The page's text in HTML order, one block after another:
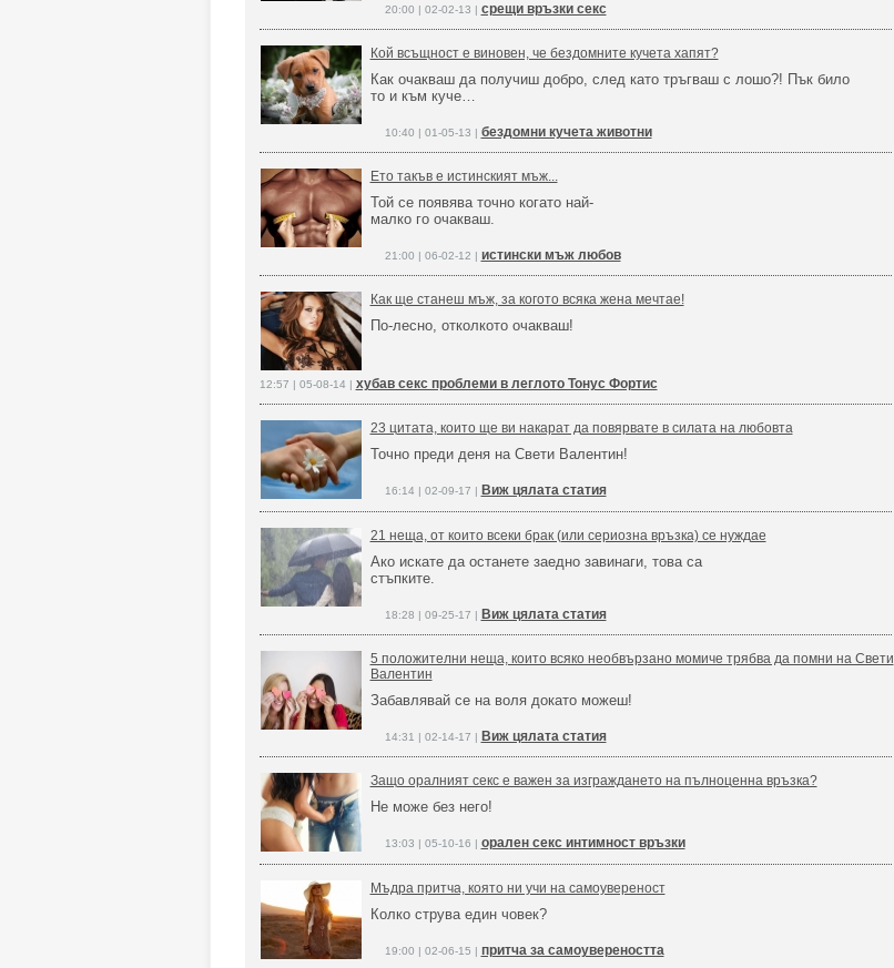
20:00 | 02-02-13 | срещи връзки секс
Кой всъщност е виновен, че бездомните кучета хапят?
Как очакваш да получиш добро, след като тръгваш с лошо?! Пък било
то и към куче…
10:40 | 01-05-13 | бездомни кучета животни
Ето такъв е истинският мъж...
Той се появява точно когато най-
малко го очакваш.
21:00 | 06-02-12 | истински мъж любов
Как ще станеш мъж, за когото всяка жена мечтае!
По-лесно, отколкото очакваш!
12:57 | 05-08-14 | хубав секс проблеми в леглото Тонус Фортис
23 цитата, които ще ви накарат да повярвате в силата на любовта
Точно преди деня на Свети Валентин!
16:14 | 02-09-17 | Виж цялата статия
21 неща, от които всеки брак (или сериозна връзка) се нуждае
Ако искате да останете заедно завинаги, това са
стъпките.
18:28 | 09-25-17 | Виж цялата статия
5 положителни неща, които всяко необвързано момиче трябва да помни на Свети
Валентин
Забавлявай се на воля докато можеш!
14:31 | 02-14-17 | Виж цялата статия
Защо оралният секс е важен за изграждането на пълноценна връзка?
Не може без него!
13:03 | 05-10-16 | орален секс интимност връзки
Мъдра притча, която ни учи на самоувереност
Колко струва един човек?
19:00 | 02-06-15 | притча за самоувереността